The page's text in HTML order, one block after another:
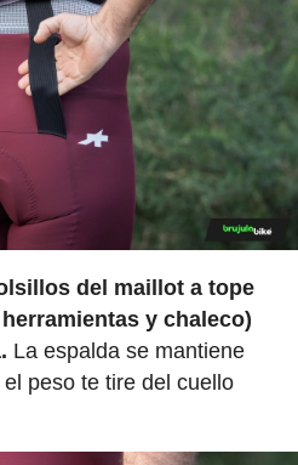
del maillot a tope
y chaleco)
La espalda se mantiene
peso te tire del cuello